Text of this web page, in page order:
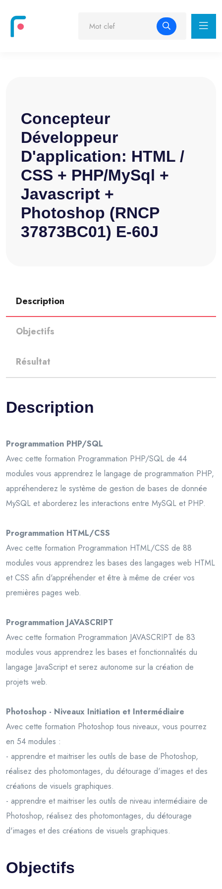
Concepteur
Développeur
D'application: HTML /
CSS + PHP/MySql +
Javascript +
Photoshop (RNCP
37873BC01) E-60J
Description
Objectifs
Résultat
Description
Programmation PHP/SQL
Avec cette formation Programmation PHP/SQL de 44
modules vous apprendrez le langage de programmation PHP,
appréhenderez le système de gestion de bases de donnée
MySQL et aborderez les interactions entre MySQL et PHP.
Programmation HTML/CSS
Avec cette formation Programmation HTML/CSS de 88
modules vous apprendrez les bases des langages web HTML
et CSS afin d'appréhender et être à même de créer vos
premières pages web.
Programmation JAVASCRIPT
Avec cette formation Programmation JAVASCRIPT de 83
modules vous apprendrez les bases et fonctionnalités du
langage JavaScript et serez autonome sur la création de
projets web.
Photoshop - Niveaux Initiation et Intermédiaire
Avec cette formation Photoshop tous niveaux, vous pourrez
en 54 modules :
- apprendre et maitriser les outils de base de Photoshop,
réalisez des photomontages, du détourage d'images et des
créations de visuels graphiques.
- apprendre et maitriser les outils de niveau intermédiaire de
Photoshop, réalisez des photomontages, du détourage
d'images et des créations de visuels graphiques.
Objectifs